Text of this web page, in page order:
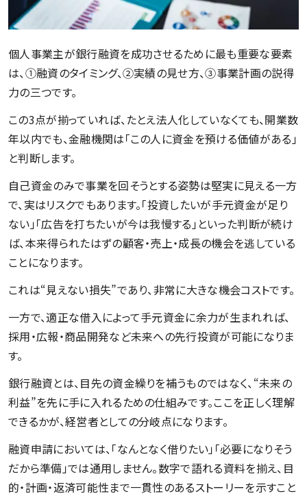
個人事業主が銀行融資を成功させるために最も重要な要素
は、①融資のタイミング、②実績の見せ方、③事業計画の説得
力の三つです。
この3点が揃っていれば、たとえ法人化していなくても、開業数
年以内でも、金融機関は「この人に資金を預ける価値がある」
と判断します。
自己資金のみで事業を回そうとする姿勢は堅実に見える一方
で、実はリスクでもあります。「投資したいが手元資金が足り
ない」「広告を打ちたいが今は我慢する」といった判断が続け
ば、本来得られたはずの顧客・売上・成長の機会を逃している
ことになります。
これは“見えない損失”であり、非常に大きな機会コストです。
一方で、適正な借入によって手元資金に余力が生まれれば、
採用・広報・商品開発など未来への先行投資が可能になりま
す。
銀行融資とは、目先の資金繰りを補うものではなく、“未来の
利益”を先に手に入れるための仕組みです。ここを正しく理解
できるかが、経営者としての分岐点になります。
融資申請においては、「なんとなく借りたい」「必要になりそう
だから準備」では通用しません。数字で語れる資料を揃え、目
的・計画・返済可能性まで一貫性のあるストーリーを示すこと